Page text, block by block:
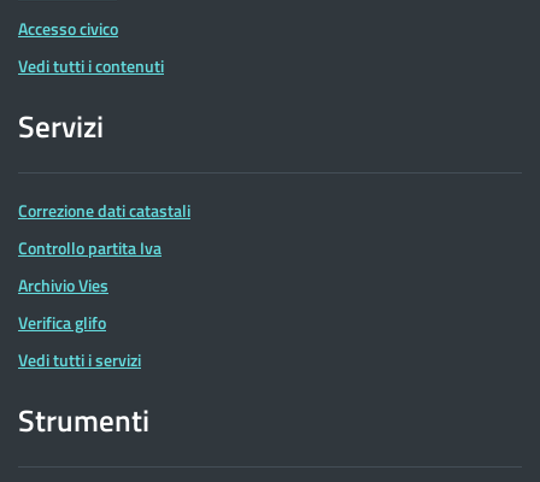
Accesso civico
Vedi tutti i contenuti
Servizi
Correzione dati catastali
Controllo partita Iva
Archivio Vies
Verifica glifo
Vedi tutti i servizi
Strumenti